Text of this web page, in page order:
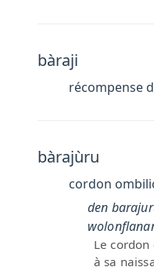
bàraji
récompense
bàrajùru
cordon
den
Le
à sa